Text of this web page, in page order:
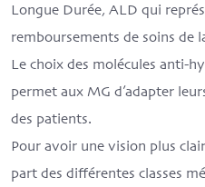
Longue Durée, ALD qui
remboursements de soins de
Le choix des molécules anti-
permet aux MG d’adapter
des patients.
Pour avoir une vision plus
part des différentes classes